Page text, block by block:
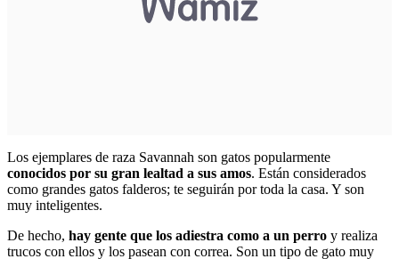
Los ejemplares de raza Savannah son gatos popularmente
conocidos por su gran lealtad a sus amos. Están considerados
como grandes gatos falderos; te seguirán por toda la casa. Y son
muy inteligentes.
De hecho, hay gente que los adiestra como a un perro y realiza
trucos con ellos y los pasean con correa. Son un tipo de gato muy